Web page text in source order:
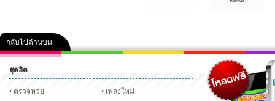
กลับไปด้านบน
คลิป ภาพ ปฏิทิน 2556 เฟซบุ๊ก ทวิ
Glitter
สุดฮิต
ตรวจหวย
เพลงใหม่